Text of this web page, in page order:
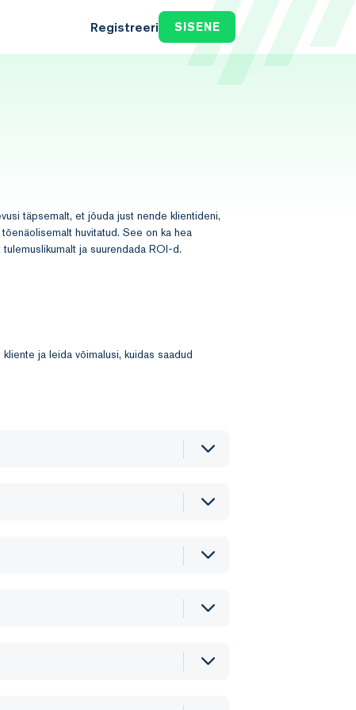
Registreeri SISENE
täpsemalt, et jõuda just nende klientideni,
huvitatud. See on ka hea
ja suurendada ROI-d.
ja leida võimalusi, kuidas saadud